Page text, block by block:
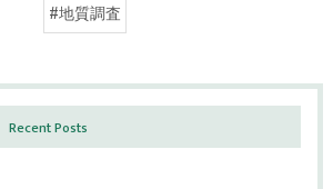
#地質調査
Recent Posts